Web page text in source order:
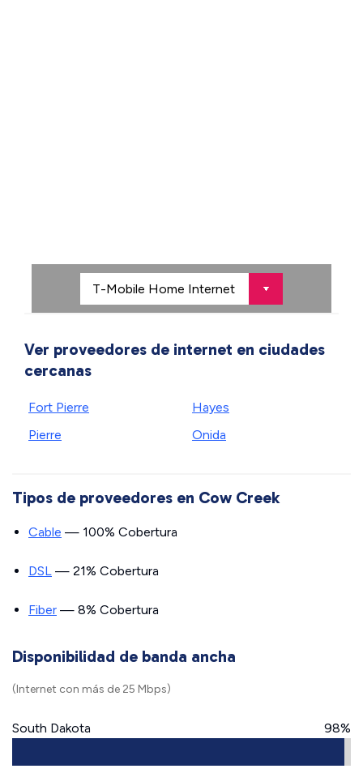
Ver proveedores de internet en ciudades
cercanas
Fort Pierre
Pierre
Hayes
Onida
Tipos de proveedores en Cow Creek
Cable — 100% Cobertura
DSL — 21% Cobertura
Fiber — 8% Cobertura
Disponibilidad de banda ancha
(Internet con más de 25 Mbps)
South Dakota 98%